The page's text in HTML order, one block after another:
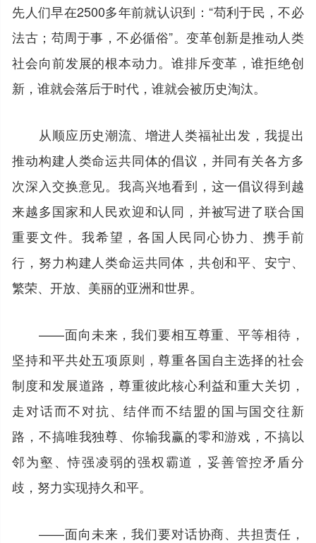
先人们早在2500多年前就认识到：“苟利于民，不必
法古；苟周于事，不必循俗”。变革创新是推动人类
社会向前发展的根本动力。谁排斥变革，谁拒绝创
新，谁就会落后于时代，谁就会被历史淘汰。
从顺应历史潮流、增进人类福祉出发，我提出
推动构建人类命运共同体的倡议，并同有关各方多
次深入交换意见。我高兴地看到，这一倡议得到越
来越多国家和人民欢迎和认同，并被写进了联合国
重要文件。我希望，各国人民同心协力、携手前
行，努力构建人类命运共同体，共创和平、安宁、
繁荣、开放、美丽的亚洲和世界。
——面向未来，我们要相互尊重、平等相待，
坚持和平共处五项原则，尊重各国自主选择的社会
制度和发展道路，尊重彼此核心利益和重大关切，
走对话而不对抗、结伴而不结盟的国与国交往新
路，不搞唯我独尊、你输我赢的零和游戏，不搞以
邻为壑、恃强凌弱的强权霸道，妥善管控矛盾分
歧，努力实现持久和平。
——面向未来，我们要对话协商、共担责任，